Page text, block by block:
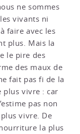
ne sommes
vivants ni
faire avec les
plus. Mais la
le pire des
des maux de
fait pas fi de la
plus vivre : car
pas non
vivre. De
la plus